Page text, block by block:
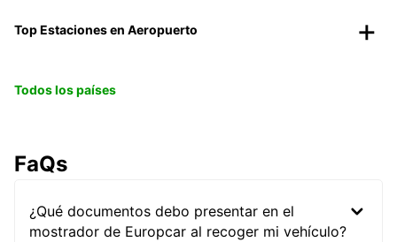
Top Estaciones en Aeropuerto
Todos los países
FaQs
¿Qué documentos debo presentar en el
mostrador de Europcar al recoger mi vehículo?